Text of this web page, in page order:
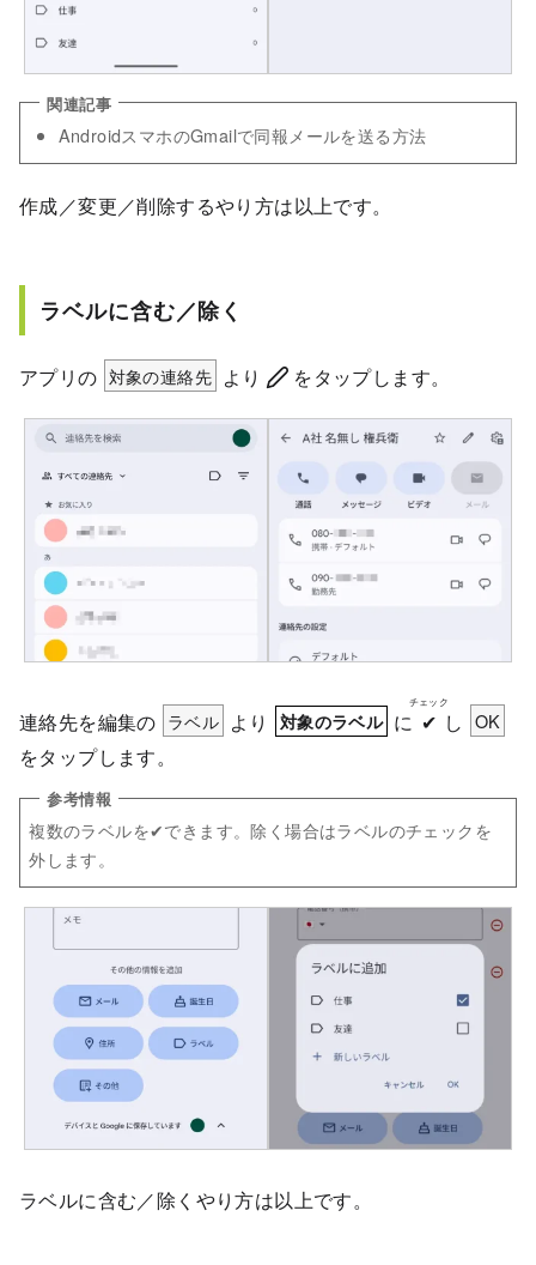
AndroidスマホのGmailで同報メールを送る方法
作成／変更／削除するやり方は以上です。
ラベルに含む／除く
アプリの 対象の連絡先 より をタップします。
連絡先を編集の ラベル より 対象のラベル に ✔
チェック
し OK
をタップします。
複数のラベルを✔できます。除く場合はラベルのチェックを
外します。
ラベルに含む／除くやり方は以上です。